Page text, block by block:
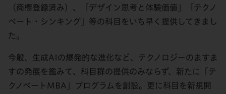
（商標登録済み）、「デザイン思考と体験価値」「テクノ
ベート・シンキング」等の科目をいち早く提供してきまし
た。
今般、生成AIの爆発的な進化など、テクノロジーのますま
すの発展を鑑みて、科目群の提供のみならず、新たに「テ
クノベートMBA」プログラムを創設。更に科目を新規開